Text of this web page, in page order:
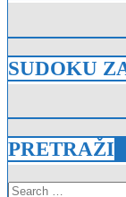
SUDOKU
PRETRAŽI
Search